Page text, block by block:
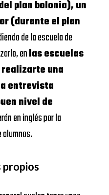
plan bolonia), un
(durante el plan
de la escuela de
enlas escuelas
una
entrevista
nivel de
en inglés por la
propios